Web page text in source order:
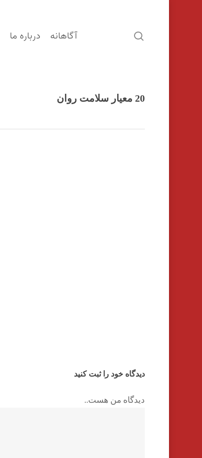
آگاهانه درباره ما search
20 معیار سلامت روان
دیدگاه خود را ثبت کنید
دیدگاه من هست..